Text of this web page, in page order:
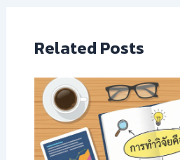
Related Posts